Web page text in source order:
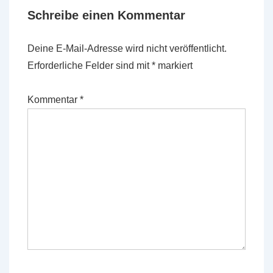
Schreibe einen Kommentar
Deine E-Mail-Adresse wird nicht veröffentlicht.
Erforderliche Felder sind mit* markiert
Kommentar *